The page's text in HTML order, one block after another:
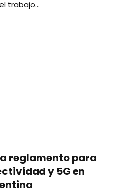
trabajo…
reglamento para
y 5G en